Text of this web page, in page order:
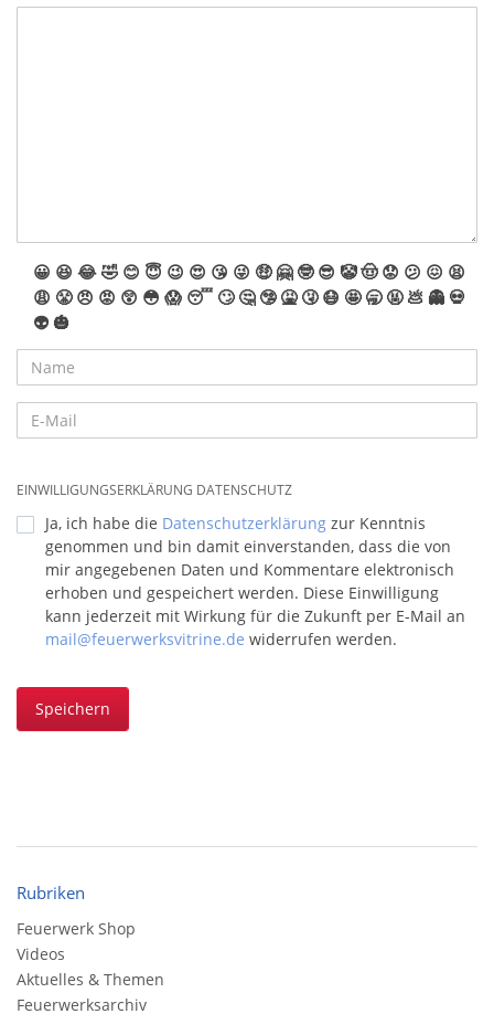
😀 😆 😂🤣 😊 😇 😉 😍 😘 😜 🤑 🤗 🤓 😎 🤡🤠 😟 😕 😖 😫
😩 😤 😠 😡 😲 😳 😱 😴 🙄 🤔 🤥 🤮 🤧 😷 🤩 🥱 🤬 💩 👻 💀
👽 🎃
EINWILLIGUNGSERKLÄRUNG DATENSCHUTZ
Ja, ich habe die Datenschutzerklärung zur Kenntnis
genommen und bin damit einverstanden, dass die von
mir angegebenen Daten und Kommentare elektronisch
erhoben und gespeichert werden. Diese Einwilligung
kann jederzeit mit Wirkung für die Zukunft per E-Mail an
mail@feuerwerksvitrine.de widerrufen werden.
Speichern
Rubriken
Feuerwerk Shop
Videos
Aktuelles & Themen
Feuerwerksarchiv